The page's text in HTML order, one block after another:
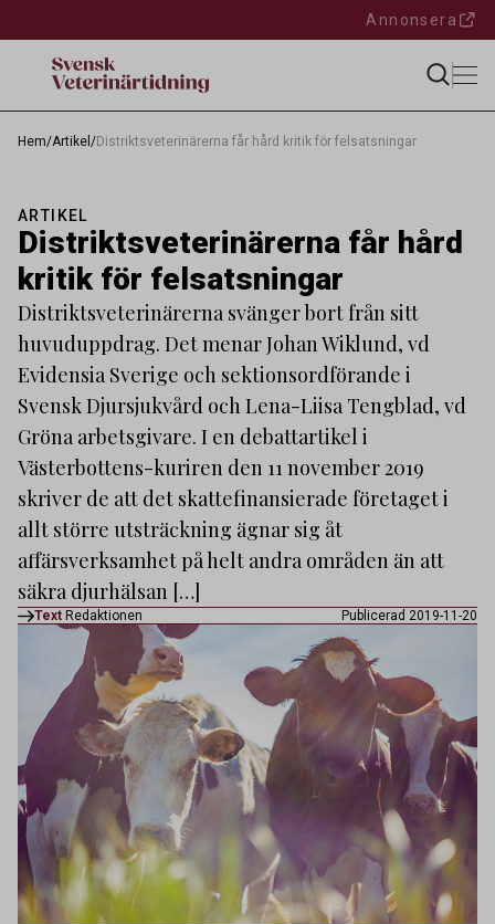
Annonsera
Hem/Artikel /Distriktsveterinärerna får hård kritik för felsatsningar
ARTIKEL
Distriktsveterinärerna får hård
kritik för felsatsningar
Distriktsveterinärerna svänger bort från sitt
huvuduppdrag. Det menar Johan Wiklund, vd
Evidensia Sverige och sektionsordförande i
Svensk Djursjukvård och Lena-Liisa Tengblad, vd
Gröna arbetsgivare. I en debattartikel i
Västerbottens-kuriren den 11 november 2019
skriver de att det skattefinansierade företaget i
allt större utsträckning ägnar sig åt
affärsverksamhet på helt andra områden än att
säkra djurhälsan […]
Text Redaktionen Publicerad 2019-11-20